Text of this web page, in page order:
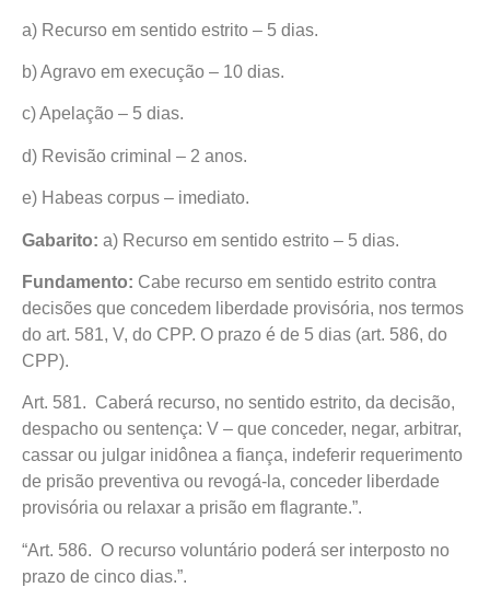
a) Recurso em sentido estrito – 5 dias.
b) Agravo em execução – 10 dias.
c) Apelação – 5 dias.
d) Revisão criminal – 2 anos.
e) Habeas corpus – imediato.
Gabarito: a) Recurso em sentido estrito – 5 dias.
Fundamento: Cabe recurso em sentido estrito contra
decisões que concedem liberdade provisória, nos termos
do art. 581, V, do CPP. O prazo é de 5 dias (art. 586, do
CPP).
Art. 581. Caberá recurso, no sentido estrito, da decisão,
despacho ou sentença: V – que conceder, negar, arbitrar,
cassar ou julgar inidônea a fiança, indeferir requerimento
de prisão preventiva ou revogá-la, conceder liberdade
provisória ou relaxar a prisão em flagrante.”.
“Art. 586. O recurso voluntário poderá ser interposto no
prazo de cinco dias.”.